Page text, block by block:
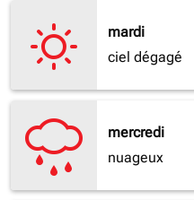
mardi
ciel dégagé
mercredi
nuageux